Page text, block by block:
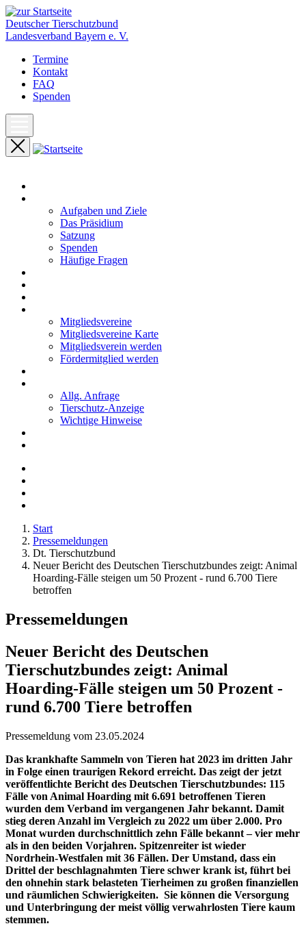
Deutscher Tierschutzbund
Landesverband Bayern e. V.
Termine
Kontakt
FAQ
Spenden
Aufgaben und Ziele
Das Präsidium
Satzung
Spenden
Häufige Fragen
Mitgliedsvereine
Mitgliedsvereine Karte
Mitgliedsverein werden
Fördermitglied werden
Allg. Anfrage
Tierschutz-Anzeige
Wichtige Hinweise
Start
Pressemeldungen
Dt. Tierschutzbund
Neuer Bericht des Deutschen Tierschutzbundes zeigt: Animal
Hoarding-Fälle steigen um 50 Prozent - rund 6.700 Tiere
betroffen
Pressemeldungen
Neuer Bericht des Deutschen
Tierschutzbundes zeigt: Animal
Hoarding-Fälle steigen um 50 Prozent -
rund 6.700 Tiere betroffen
Pressemeldung vom 23.05.2024
Das krankhafte Sammeln von Tieren hat 2023 im dritten Jahr
in Folge einen traurigen Rekord erreicht. Das zeigt der jetzt
veröffentlichte Bericht des Deutschen Tierschutzbundes: 115
Fälle von Animal Hoarding mit 6.691 betroffenen Tieren
wurden dem Verband im vergangenen Jahr bekannt. Damit
stieg deren Anzahl im Vergleich zu 2022 um über 2.000. Pro
Monat wurden durchschnittlich zehn Fälle bekannt – vier mehr
als in den beiden Vorjahren. Spitzenreiter ist wieder
Nordrhein-Westfalen mit 36 Fällen. Der Umstand, dass ein
Drittel der beschlagnahmten Tiere schwer krank ist, führt bei
den ohnehin stark belasteten Tierheimen zu großen finanziellen
und räumlichen Schwierigkeiten. Sie können die Versorgung
und Unterbringung der meist völlig verwahrlosten Tiere kaum
stemmen.